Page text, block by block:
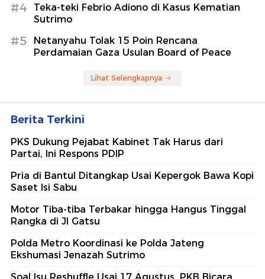
#4
Teka-teki Febrio Adiono di Kasus Kematian
Sutrimo
#5
Netanyahu Tolak 15 Poin Rencana
Perdamaian Gaza Usulan Board of Peace
Lihat Selengkapnya
Berita Terkini
PKS Dukung Pejabat Kabinet Tak Harus dari
Partai, Ini Respons PDIP
Pria di Bantul Ditangkap Usai Kepergok Bawa Kopi
Saset Isi Sabu
Motor Tiba-tiba Terbakar hingga Hangus Tinggal
Rangka di Jl Gatsu
Polda Metro Koordinasi ke Polda Jateng
Ekshumasi Jenazah Sutrimo